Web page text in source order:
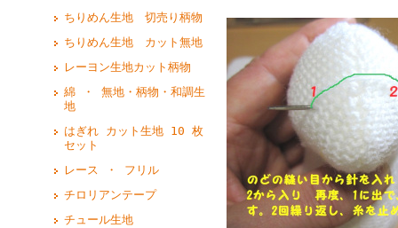
ちりめん生地 切売り柄物
ちりめん生地 カット無地
レーヨン生地カット柄物
綿 ・ 無地・柄物・和調生
地
はぎれ カット生地 10 枚
セット
レース ・ フリル
チロリアンテープ
チュール生地